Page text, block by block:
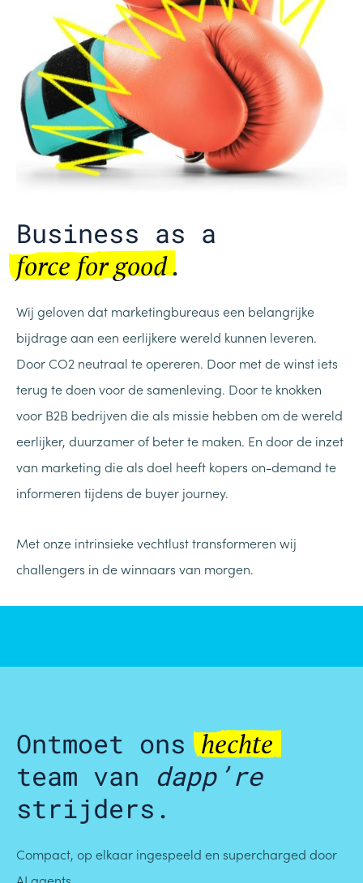
Business as a
force for good.
Wij geloven dat marketingbureaus een belangrijke
bijdrage aan een eerlijkere wereld kunnen leveren.
Door CO2 neutraal te opereren. Door met de winst iets
terug te doen voor de samenleving. Door te knokken
voor B2B bedrijven die als missie hebben om de wereld
eerlijker, duurzamer of beter te maken. En door de inzet
van marketing die als doel heeft kopers on-demand te
informeren tijdens de buyer journey.
Met onze intrinsieke vechtlust transformeren wij
challengers in de winnaars van morgen.
Ontmoet onshechte
team van dapp’re
strijders.
Compact, op elkaar ingespeeld en supercharged door